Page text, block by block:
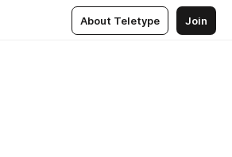
About Teletype Join